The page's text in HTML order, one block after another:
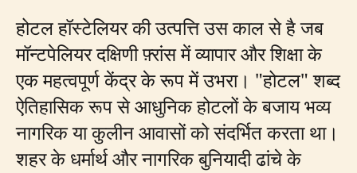
होटल हॉस्टेलियर की उत्पत्ति उस काल से है जब
मॉन्टपेलियर दक्षिणी फ़्रांस में व्यापार और शिक्षा के
एक महत्वपूर्ण केंद्र के रूप में उभरा। "होटल" शब्द
ऐतिहासिक रूप से आधुनिक होटलों के बजाय भव्य
नागरिक या कुलीन आवासों को संदर्भित करता था।
शहर के धर्मार्थ और नागरिक बुनियादी ढांचे के